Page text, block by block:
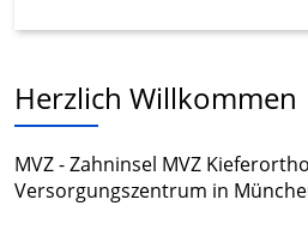
Herzlich Willkommen
MVZ - Zahninsel MVZ
Versorgungszentrum in